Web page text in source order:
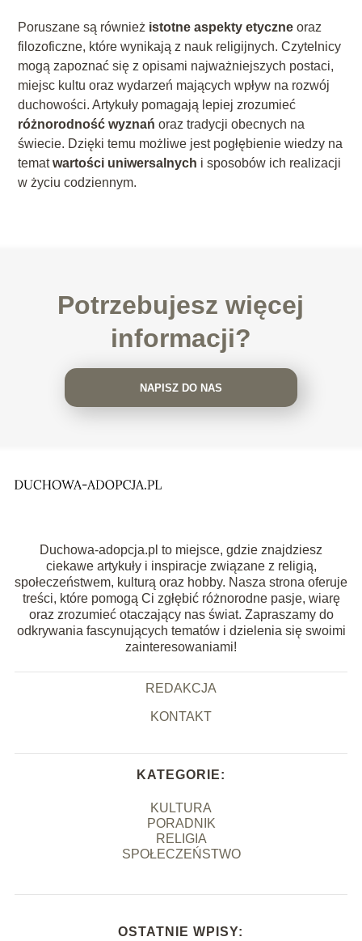
Poruszane są również istotne aspekty etyczne oraz
filozoficzne, które wynikają z nauk religijnych. Czytelnicy
mogą zapoznać się z opisami najważniejszych postaci,
miejsc kultu oraz wydarzeń mających wpływ na rozwój
duchowości. Artykuły pomagają lepiej zrozumieć
różnorodność wyznań oraz tradycji obecnych na
świecie. Dzięki temu możliwe jest pogłębienie wiedzy na
tematwartości uniwersalnych i sposobów ich realizacji
w życiu codziennym.
Potrzebujesz więcej
informacji?
NAPISZ DO NAS
Duchowa-adopcja.pl to miejsce, gdzie znajdziesz
ciekawe artykuły i inspiracje związane z religią,
społeczeństwem, kulturą oraz hobby. Nasza strona oferuje
treści, które pomogą Ci zgłębić różnorodne pasje, wiarę
oraz zrozumieć otaczający nas świat. Zapraszamy do
odkrywania fascynujących tematów i dzielenia się swoimi
zainteresowaniami!
REDAKCJA
KONTAKT
KATEGORIE:
KULTURA
PORADNIK
RELIGIA
SPOŁECZEŃSTWO
OSTATNIE WPISY: